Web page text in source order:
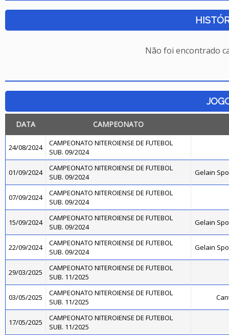
Não foi encontrado
DATA CAMPEONATO
24/08/2024
CAMPEONATO NITEROIENSE DE FUTEBOL
SUB. 09/2024
01/09/2024
CAMPEONATO NITEROIENSE DE FUTEBOL
SUB. 09/2024
Gelain
07/09/2024
CAMPEONATO NITEROIENSE DE FUTEBOL
SUB. 09/2024
15/09/2024
CAMPEONATO NITEROIENSE DE FUTEBOL
SUB. 09/2024
Gelain
22/09/2024
CAMPEONATO NITEROIENSE DE FUTEBOL
SUB. 09/2024
Gelain
29/03/2025
CAMPEONATO NITEROIENSE DE FUTEBOL
SUB. 11/2025
03/05/2025
CAMPEONATO NITEROIENSE DE FUTEBOL
SUB. 11/2025
17/05/2025
CAMPEONATO NITEROIENSE DE FUTEBOL
SUB. 11/2025